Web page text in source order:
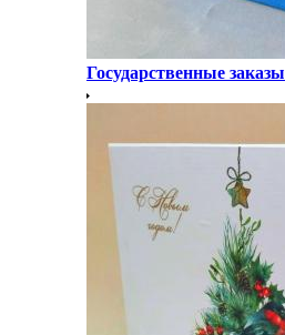
Государственные заказы